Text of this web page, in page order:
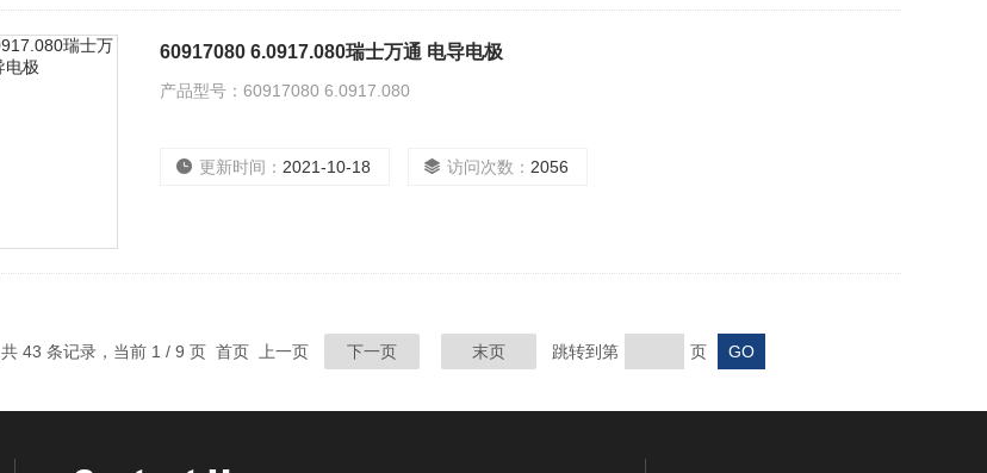
60917080 6.0917.080瑞士万通 电导电极
产品型号：60917080 6.0917.080
更新时间： 2021-10-18 访问次数： 2056
共 43 条记录，当前 1 / 9 页 首页 上一页 下一页 末页 跳转到第 页